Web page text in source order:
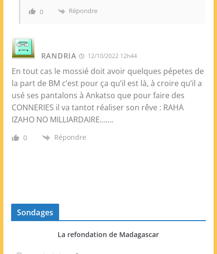
0 Répondre
RANDRIA 12/10/2022 12h44
En tout cas le mossié doit avoir quelques pépetes de
la part de BM c’est pour ça qu’il est là, à croire qu’il a
usé ses pantalons à Ankatso que pour faire des
CONNERIES il va tantot réaliser son rêve : RAHA
IZAHO NO MILLIARDAIRE…….
0 Répondre
Sondages
La refondation de Madagascar